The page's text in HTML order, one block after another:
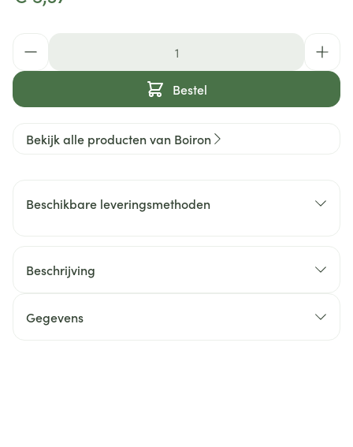
Bestel
Bekijk alle producten van Boiron
Beschikbare leveringsmethoden
Beschrijving
Gegevens